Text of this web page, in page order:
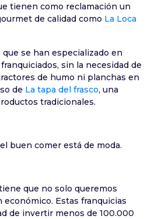
tienen como reclamación un
de calidad como La Loca
se han especializado en
sin la necesidad de
de humo ni planchas en
de La tapa del frasco, una
tradicionales.
buen comer está de moda.
que no solo queremos
Estas franquicias
de invertir menos de 100.000